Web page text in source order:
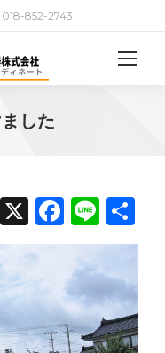
018-852-2743
した
X Line
有